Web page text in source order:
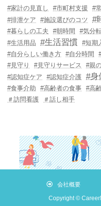
#家計の見直し #市町村支援 #
#排泄ケア
#施設選びのコツ #
#暮らしの工夫
#朝時間 #気分
#生活用品
#生活習慣 #短期
#自分らしい働き方 #自分時間
#見守り
#見守りサービス #親
#認知症ケア
#認知症介護 #身
#食事介助
#高齢者の食事 #高
＃訪問看護
＃話し相手
会社概要
Copyright ©